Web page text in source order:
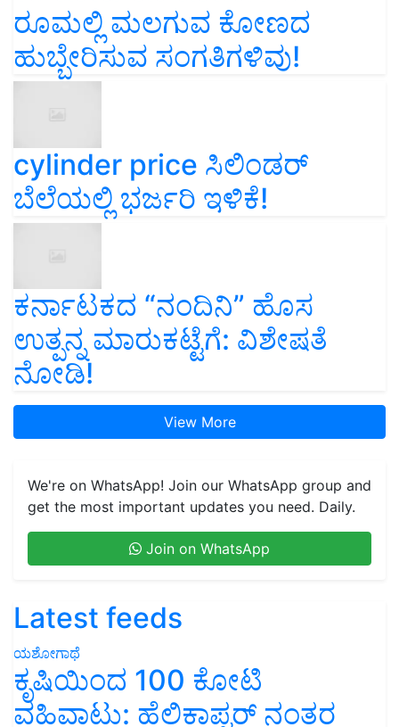
ರೂಮಲ್ಲಿ ಮಲಗುವ ಕೋಣದ
ಹುಬ್ಬೇರಿಸುವ ಸಂಗತಿಗಳಿವು!
cylinder price ಸಿಲಿಂಡರ್‌
ಬೆಲೆಯಲ್ಲಿ ಭರ್ಜರಿ ಇಳಿಕೆ!
ಕರ್ನಾಟಕದ “ನಂದಿನಿ” ಹೊಸ
ಉತ್ಪನ್ನ ಮಾರುಕಟ್ಟೆಗೆ: ವಿಶೇಷತೆ
ನೋಡಿ!
View More
We're on WhatsApp! Join our WhatsApp group and
get the most important updates you need. Daily.
Join on WhatsApp
Latest feeds
ಯಶೋಗಾಥೆ
ಕೃಷಿಯಿಂದ 100 ಕೋಟಿ
ವಹಿವಾಟು: ಹೆಲಿಕಾಪ್ಟರ್ ನಂತರ